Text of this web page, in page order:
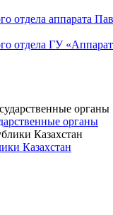
отдела аппарата
отдела ГУ
органы
Казахстан